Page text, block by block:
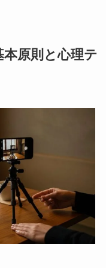
原則と心理テ